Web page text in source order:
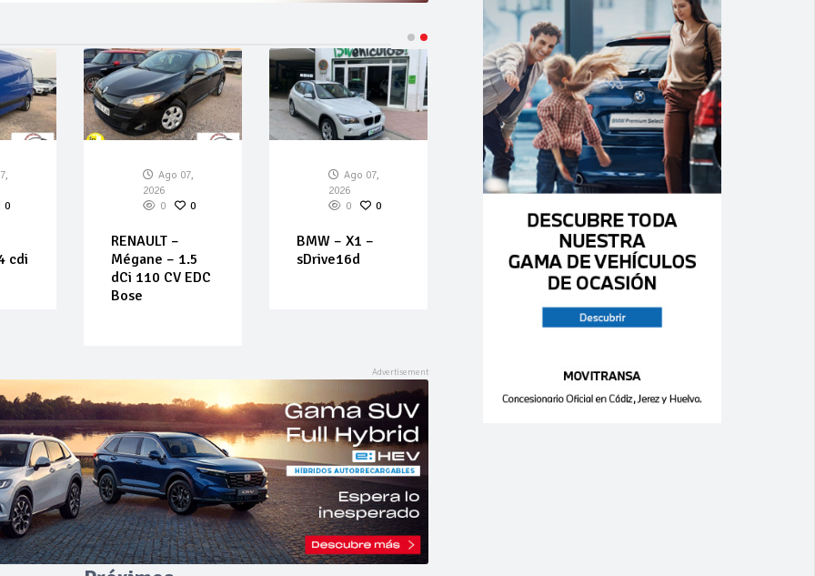
0
cdi
Ago 07,
2026
0
0
RENAULT –
Mégane – 1.5
dCi 110 CV EDC
Bose
Ago 07,
2026
0
0
BMW – X1 –
sDrive16d